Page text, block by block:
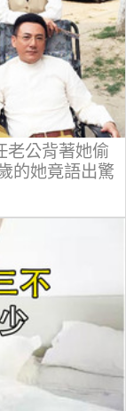
老公背著她偷
的她竟語出驚